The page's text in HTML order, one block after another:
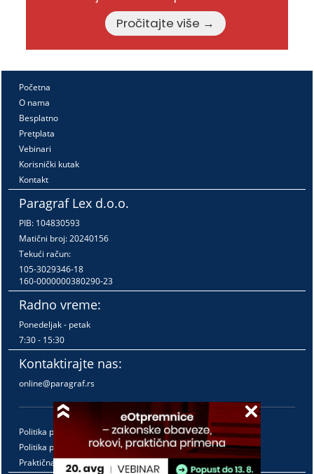
Pročitajte više →
Početna
O nama
Besplatno
Pretplata
Vebinari
Korisnički kutak
Kontakt
Paragraf Lex d.o.o.
PIB: 104830593
Matični broj: 20240156
Tekući račun:
105-3029346-18
160-0000000380290-23
Radno vreme:
Ponedeljak - petak
7:30 - 15:30
Kontaktirajte nas:
online@paragraf.rs
Politika privatnosti
Politika pružanja usluga
Praktična pravila pružanja usluga